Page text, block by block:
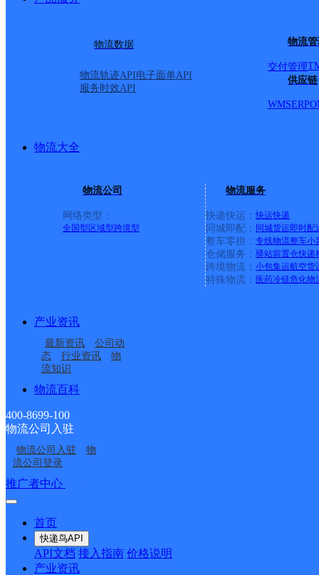
物流数据
物流轨迹API电子面单API
服务时效API
物流
交付管理
供应链
WMSERP
物流大全
物流公司
网络类型：
全国型 区域型跨境型
物流服务
快递快运： 快运快递
同城即配： 同城货运即时配
整车零担： 专线物流整车小
仓储服务： 驿站前置仓快递
跨境物流： 小包集运航空货
特殊物流： 医药冷链危化物
产业资讯
最新资讯
公司动
态
行业资讯
物
流知识
物流百科
400-8699-100
物流公司入驻
物流公司入驻
物
流公司登录
推广者中心
首页
快递鸟API
API文档 接入指南 价格说明
产业资讯
圆通速递 更多号码
地址
派送范围:县城（中枢镇
最新网点
圆通速递
顺丰速运
顺丰速运
顺丰速运
顺丰速运重庆城口城